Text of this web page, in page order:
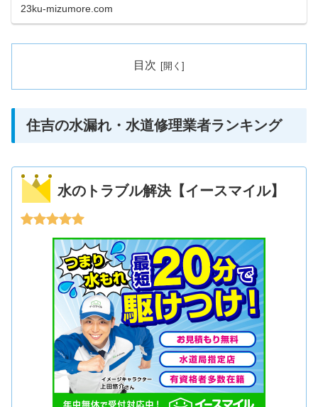
23ku-mizumore.com
目次
住吉の水漏れ・水道修理業者ランキング
水のトラブル解決【イースマイル】